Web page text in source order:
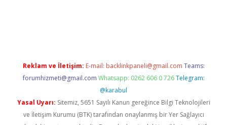
Reklam ve İletişim: E-mail: backlinkpaneli@gmail.com Teams:
forumhizmeti@gmail.com Whatsapp: 0262 606 0 726 Telegram:
@karabul
Yasal Uyarı: Sitemiz, 5651 Sayılı Kanun gereğince Bilgi Teknolojileri
ve İletişim Kurumu (BTK) tarafından onaylanmış bir Yer Sağlayıcı